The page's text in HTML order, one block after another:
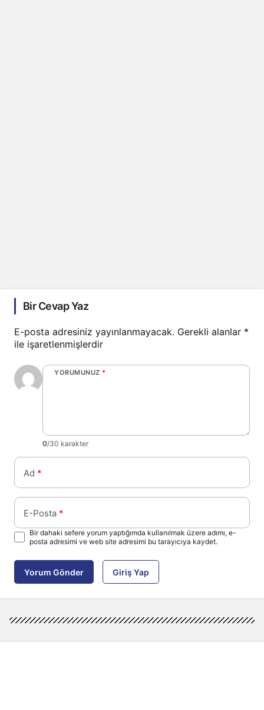
Bir Cevap Yaz
E-posta adresiniz yayınlanmayacak. Gerekli alanlar *
ile işaretlenmişlerdir
YORUMUNUZ *
0/30 karakter
Ad *
E-Posta *
Bir dahaki sefere yorum yaptığımda kullanılmak üzere adımı, e-
posta adresimi ve web site adresimi bu tarayıcıya kaydet.
Yorum Gönder Giriş Yap